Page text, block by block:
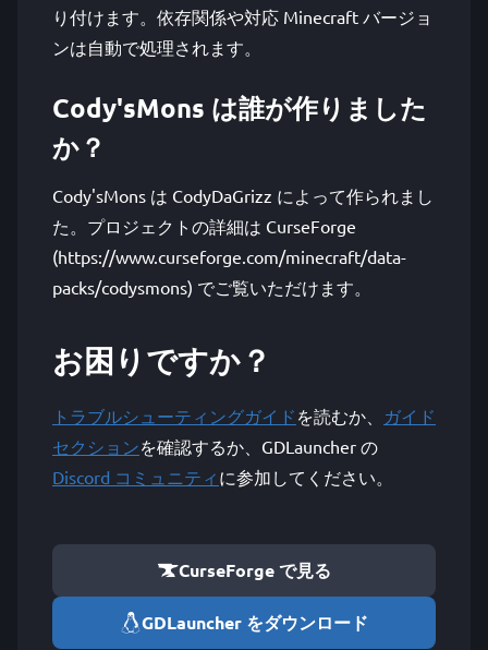
り付けます。依存関係や対応 Minecraft バージョ
ンは自動で処理されます。
Cody'sMons は誰が作りました
か？
Cody'sMons は CodyDaGrizz によって作られまし
た。プロジェクトの詳細は CurseForge
(https://www.curseforge.com/minecraft/data-
packs/codysmons) でご覧いただけます。
お困りですか？
トラブルシューティングガイド を読むか、 ガイド
セクションを確認するか、GDLauncher の
Discord コミュニティ に参加してください。
CurseForge で見る
GDLauncher をダウンロード